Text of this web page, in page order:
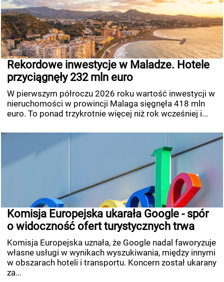
Rekordowe inwestycje w Maladze. Hotele
przyciągnęły 232 mln euro
W pierwszym półroczu 2026 roku wartość inwestycji w
nieruchomości w prowincji Malaga sięgnęła 418 mln
euro. To ponad trzykrotnie więcej niż rok wcześniej i...
Komisja Europejska ukarała Google - spór
o widoczność ofert turystycznych trwa
Komisja Europejska uznała, że Google nadal faworyzuje
własne usługi w wynikach wyszukiwania, między innymi
w obszarach hoteli i transportu. Koncern został ukarany
za...